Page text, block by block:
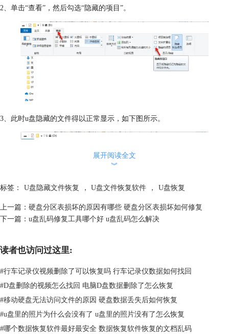
2、单击“查看”，然后勾选“隐藏的项目”。
3、此时u盘隐藏的文件得以正常显示，如下图所示。
u盘中病毒后，可能会将u盘中的文件夹与病毒同时隐藏起来。如果是由于
病毒使u盘中文件夹被隐藏，那么我们可以借助专业的数据恢复软件
首先将u盘与电脑连接，然后启动EasyRecovery软件，直接单击“下一
展开阅读全文
︾
标签： U盘隐藏文件恢复 ， U盘文件恢复软件 ， U盘恢复
上一篇： 硬盘分区表损坏的原因有哪些 硬盘分区表损坏如何修复
下一篇： u盘乱码修复工具哪个好 u盘乱码怎么解决
读者也访问过这里:
#行车记录仪视频删除了可以恢复吗 行车记录仪数据如何找回
#D盘删除的视频怎么找回 电脑D盘数据删除了怎么恢复
#移动硬盘无法访问文件的原因 硬盘数据丢失后如何恢复
#u盘里的照片为什么会没有了 u盘里的照片没有了怎么恢复
#哪个数据恢复软件最好最安全 数据恢复软件恢复的文档乱码